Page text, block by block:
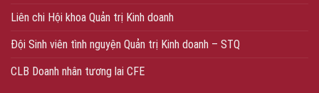
Liên chi Hội khoa Quản trị Kinh doanh
Đội Sinh viên tình nguyện Quản trị Kinh doanh – STQ
CLB Doanh nhân tương lai CFE